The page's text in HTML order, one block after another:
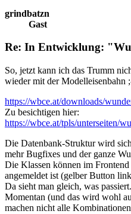
grindbatzn
Gast
Re: In Entwicklung:
So, jetzt kann ich das Trumm
wieder mit der Modelleisenbahn
https://wbce.at/downloads/
Zu besichtigen hier:
https://wbce.at/tpls/unterseiten/
Die Datenbank-Struktur wird
mehr Bugfixes und der ganze
Die Klassen können im
angemeldet ist (gelber Button
Da sieht man gleich, was passiert.
Momentan (und das wird wohl
machen nicht alle